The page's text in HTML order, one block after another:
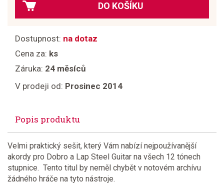
DO KOŠÍKU
Dostupnost: na dotaz
Cena za: ks
Záruka: 24 měsíců
V prodeji od: Prosinec 2014
Popis produktu
Velmi praktický sešit, který Vám nabízí nejpoužívanější
akordy pro Dobro a Lap Steel Guitar na všech 12 tónech
stupnice. Tento titul by neměl chybět v notovém archívu
žádného hráče na tyto nástroje.